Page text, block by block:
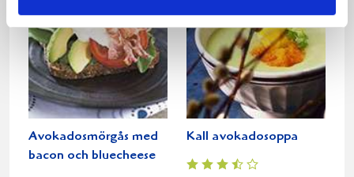
Avokadosmörgås med
bacon och bluecheese
Kall avokadosoppa